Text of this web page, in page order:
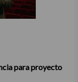
para proyecto